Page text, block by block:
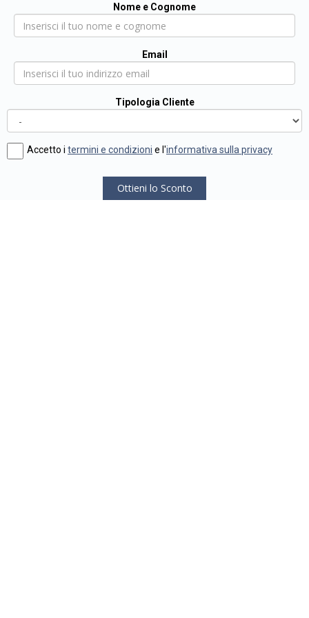
Nome e Cognome
Email
Tipologia Cliente
Accetto i termini e condizioni e l'informativa sulla privacy
Ottieni lo Sconto